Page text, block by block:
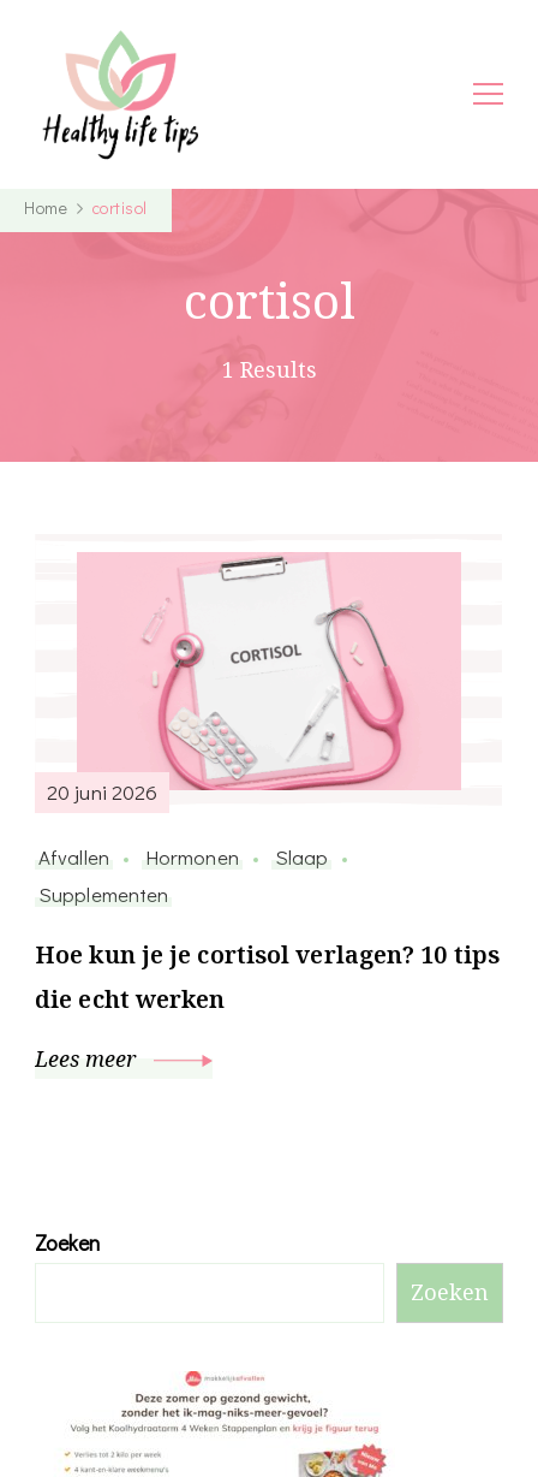
Home cortisol
cortisol
1 Results
20 juni 2026
Afvallen Hormonen
Slaap
Supplementen
Hoe kun je je cortisol verlagen? 10 tips
die echt werken
Lees meer
Zoeken
Zoeken